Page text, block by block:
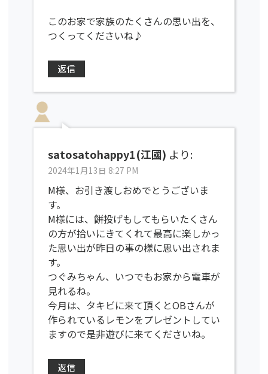
このお家で家族のたくさんの思い出を、
つくってくださいね♪
返信
satosatohappy1(江國) より:
2024年1月13日 8:27 PM
M様、お引き渡しおめでとうございま
す。
M様には、餅投げもしてもらいたくさん
の方が拾いにきてくれて最高に楽しかっ
た思い出が昨日の事の様に思い出されま
す。
つぐみちゃん、いつでもお家から電車が
見れるね。
今月は、タキビに来て頂くとOBさんが
作られているレモンをプレゼントしてい
ますので是非遊びに来てくださいね。
返信